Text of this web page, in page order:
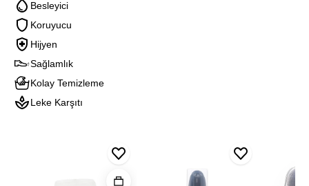
Besleyici
Koruyucu
Hijyen
Sağlamlık
Kolay Temizleme
Leke Karşıtı